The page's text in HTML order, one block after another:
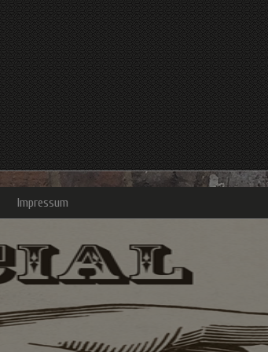
Impressum